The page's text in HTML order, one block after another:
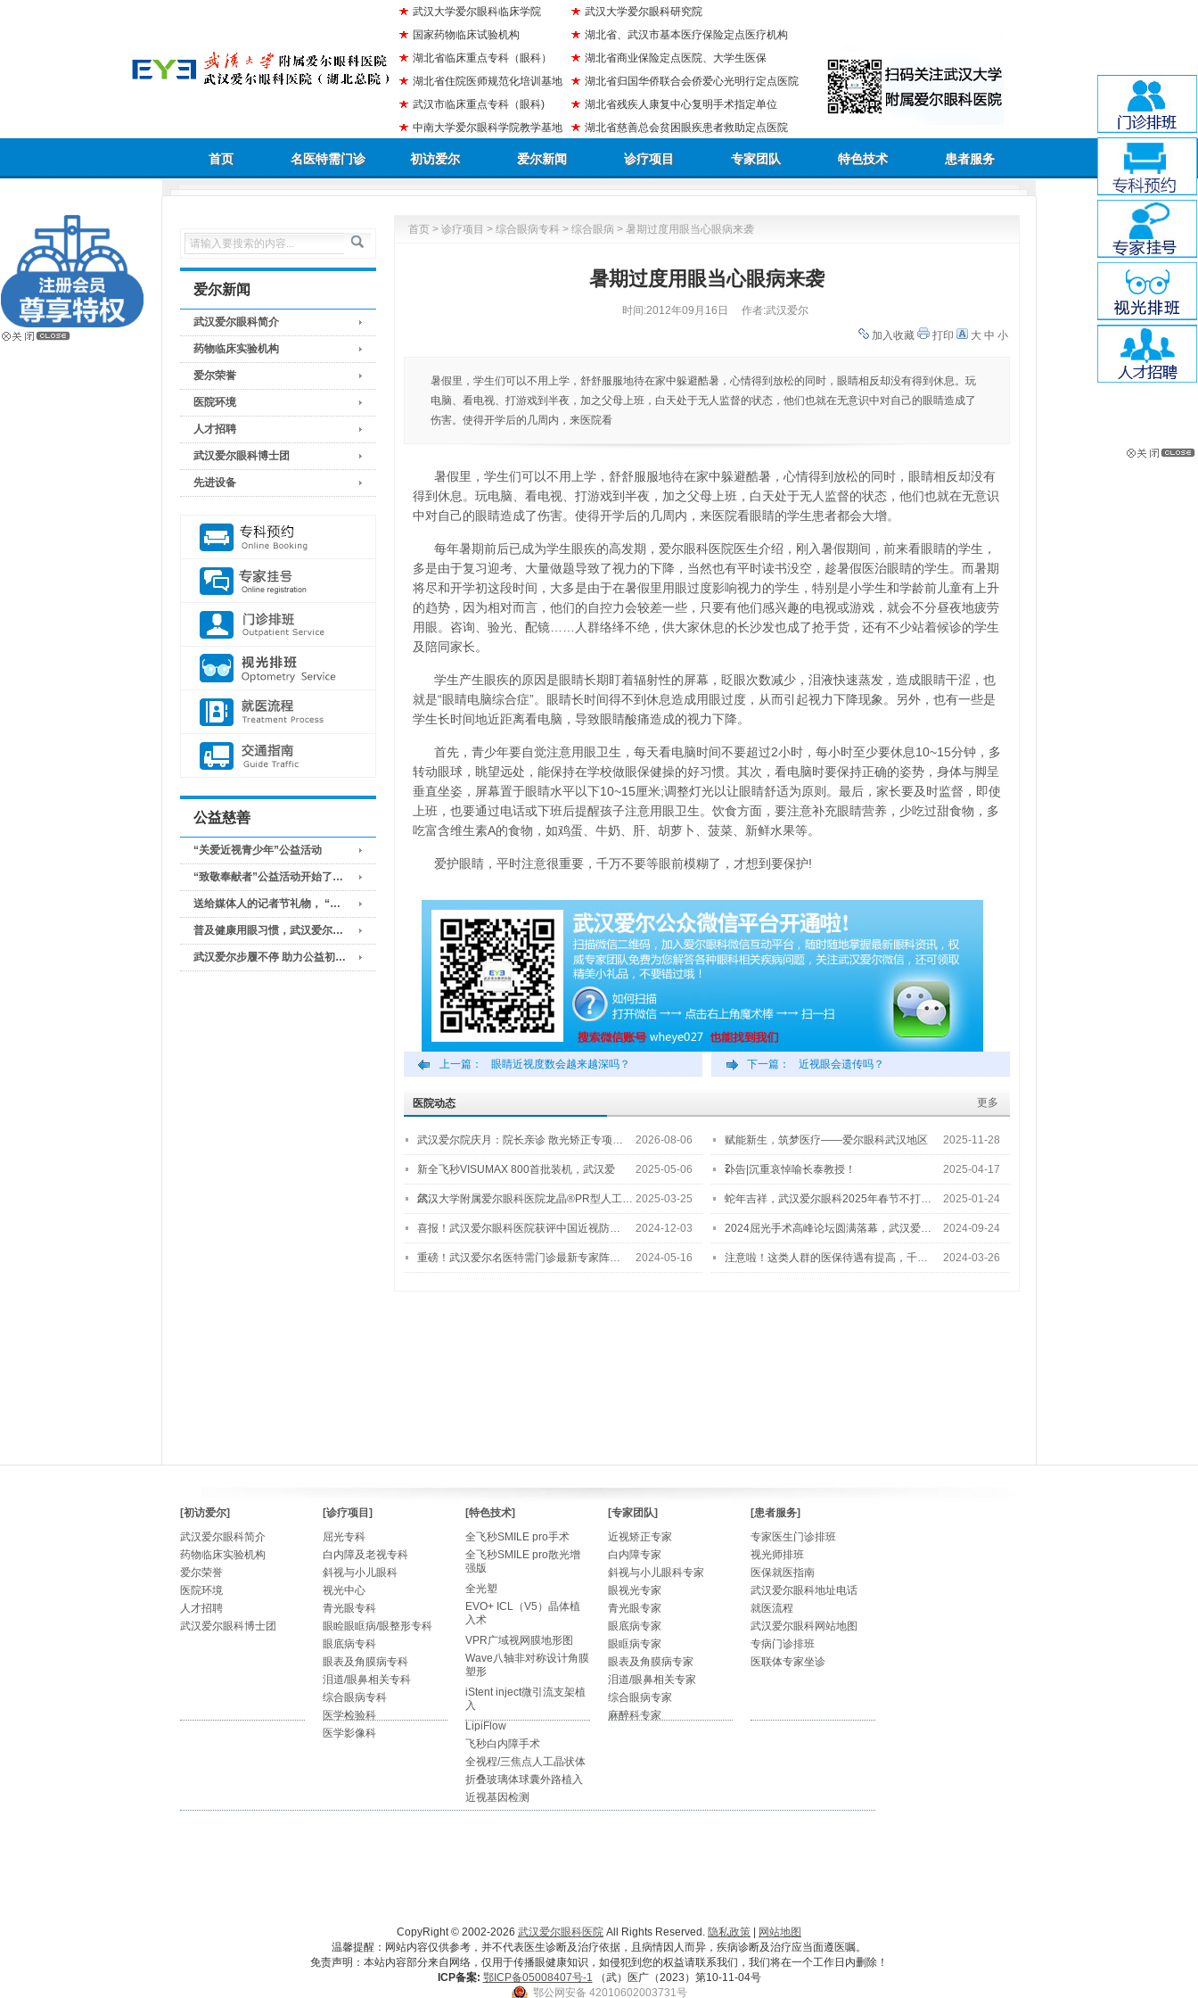
武汉大学爱尔眼科临床学院
国家药物临床试验机构
湖北省临床重点专科（眼科）
湖北省住院医师规范化培训基地
武汉市临床重点专科（眼科)
中南大学爱尔眼科学院教学基地
武汉大学爱尔眼科研究院
湖北省、武汉市基本医疗保险定点医疗机构
湖北省商业保险定点医院、大学生医保
湖北省归国华侨联合会侨爱心光明行定点医院
湖北省残疾人康复中心复明手术指定单位
湖北省慈善总会贫困眼疾患者救助定点医院
首页 名医特需门诊 初访爱尔 爱尔新闻 诊疗项目 专家团队 特色技术 患者服务
爱尔新闻
武汉爱尔眼科简介
药物临床实验机构
爱尔荣誉
医院环境
人才招聘
武汉爱尔眼科博士团
先进设备
公益慈善
“关爱近视青少年”公益活动
“致敬奉献者”公益活动开始了…
送给媒体人的记者节礼物， “…
普及健康用眼习惯，武汉爱尔…
武汉爱尔步履不停 助力公益初…
首页 > 诊疗项目 > 综合眼病专科 > 综合眼病 > 暑期过度用眼当心眼病来袭
暑期过度用眼当心眼病来袭
时间:2012年09月16日
作者:武汉爱尔
加入收藏
打印 大 中 小
暑假里，学生们可以不用上学，舒舒服服地待在家中躲避酷暑，心情得到放松的同时，眼睛相反却没有得到休息。玩
电脑、看电视、打游戏到半夜，加之父母上班，白天处于无人监督的状态，他们也就在无意识中对自己的眼睛造成了
伤害。使得开学后的几周内，来医院看
暑假里，学生们可以不用上学，舒舒服服地待在家中躲避酷暑，心情得到放松的同时，眼睛相反却没有
得到休息。玩电脑、看电视、打游戏到半夜，加之父母上班，白天处于无人监督的状态，他们也就在无意识
中对自己的眼睛造成了伤害。使得开学后的几周内，来医院看眼睛的学生患者都会大增。
每年暑期前后已成为学生眼疾的高发期，爱尔眼科医院医生介绍，刚入暑假期间，前来看眼睛的学生，
多是由于复习迎考、大量做题导致了视力的下降，当然也有平时读书没空，趁暑假医治眼睛的学生。而暑期
将尽和开学初这段时间，大多是由于在暑假里用眼过度影响视力的学生，特别是小学生和学龄前儿童有上升
的趋势，因为相对而言，他们的自控力会较差一些，只要有他们感兴趣的电视或游戏，就会不分昼夜地疲劳
用眼。咨询、验光、配镜……人群络绎不绝，供大家休息的长沙发也成了抢手货，还有不少站着候诊的学生
及陪同家长。
学生产生眼疾的原因是眼睛长期盯着辐射性的屏幕，眨眼次数减少，泪液快速蒸发，造成眼睛干涩，也
就是“眼睛电脑综合症”。眼睛长时间得不到休息造成用眼过度，从而引起视力下降现象。另外，也有一些是
学生长时间地近距离看电脑，导致眼睛酸痛造成的视力下降。
首先，青少年要自觉注意用眼卫生，每天看电脑时间不要超过2小时，每小时至少要休息10~15分钟，多
转动眼球，眺望远处，能保持在学校做眼保健操的好习惯。其次，看电脑时要保持正确的姿势，身体与脚呈
垂直坐姿，屏幕置于眼睛水平以下10~15厘米;调整灯光以让眼睛舒适为原则。最后，家长要及时监督，即使
上班，也要通过电话或下班后提醒孩子注意用眼卫生。饮食方面，要注意补充眼睛营养，少吃过甜食物，多
吃富含维生素A的食物，如鸡蛋、牛奶、肝、胡萝卜、菠菜、新鲜水果等。
爱护眼睛，平时注意很重要，千万不要等眼前模糊了，才想到要保护!
上一篇： 眼睛近视度数会越来越深吗？ 下一篇： 近视眼会遗传吗？
更多
医院动态
武汉爱尔院庆月：院长亲诊 散光矫正专项… 2026-08-06 赋能新生，筑梦医疗——爱尔眼科武汉地区
2…
2025-11-28
新全飞秒VISUMAX 800首批装机，武汉爱
尔…
2025-05-06 讣告|沉重哀悼喻长泰教授！ 2025-04-17
武汉大学附属爱尔眼科医院龙晶®PR型人工… 2025-03-25 蛇年吉祥，武汉爱尔眼科2025年春节不打… 2025-01-24
喜报！武汉爱尔眼科医院获评中国近视防… 2024-12-03 2024屈光手术高峰论坛圆满落幕，武汉爱… 2024-09-24
重磅！武汉爱尔名医特需门诊最新专家阵… 2024-05-16 注意啦！这类人群的医保待遇有提高，千… 2024-03-26
[初访爱尔]
武汉爱尔眼科简介
药物临床实验机构
爱尔荣誉
医院环境
人才招聘
武汉爱尔眼科博士团
[诊疗项目]
屈光专科
白内障及老视专科
斜视与小儿眼科
视光中心
青光眼专科
眼睑眼眶病/眼整形专科
眼底病专科
眼表及角膜病专科
泪道/眼鼻相关专科
综合眼病专科
医学检验科
医学影像科
[特色技术]
全飞秒SMILE pro手术
全飞秒SMILE pro散光增
强版
全光塑
EVO+ ICL（V5）晶体植
入术
VPR广域视网膜地形图
Wave八轴非对称设计角膜
塑形
iStent inject微引流支架植
入
LipiFlow
飞秒白内障手术
全视程/三焦点人工晶状体
折叠玻璃体球囊外路植入
近视基因检测
[专家团队]
近视矫正专家
白内障专家
斜视与小儿眼科专家
眼视光专家
青光眼专家
眼底病专家
眼眶病专家
眼表及角膜病专家
泪道/眼鼻相关专家
综合眼病专家
麻醉科专家
[患者服务]
专家医生门诊排班
视光师排班
医保就医指南
武汉爱尔眼科地址电话
就医流程
武汉爱尔眼科网站地图
专病门诊排班
医联体专家坐诊
CopyRight © 2002-2026 武汉爱尔眼科医院 All Rights Reserved. 隐私政策
网站地图
温馨提醒：网站内容仅供参考，并不代表医生诊断及治疗依据，且病情因人而异，疾病诊断及治疗应当面遵医嘱。
免责声明：本站内容部分来自网络，仅用于传播眼健康知识，如侵犯到您的权益请联系我们，我们将在一个工作日内删除！
ICP备案: 鄂ICP备05008407号-1 （武）医广（2023）第10-11-04号
鄂公网安备 42010602003731号